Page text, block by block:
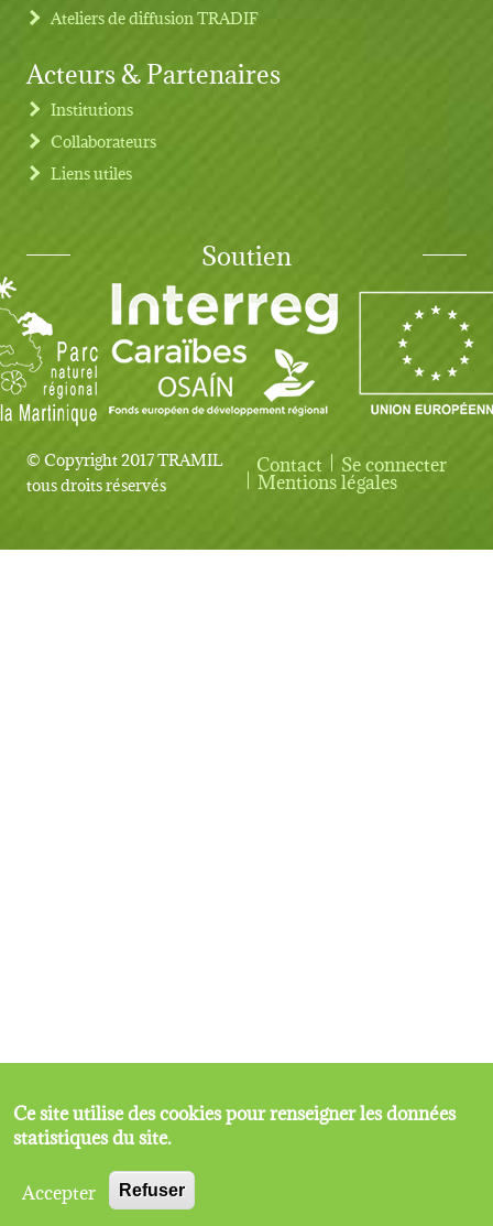
Ateliers de diffusion TRADIF
Acteurs & Partenaires
Institutions
Collaborateurs
Liens utiles
Soutien
© Copyright 2017 TRAMIL
tous droits réservés
User account menu
Contact Se connecter
Mentions légales
Ce site utilise des cookies pour renseigner les données
statistiques du site.
Accepter
Refuser